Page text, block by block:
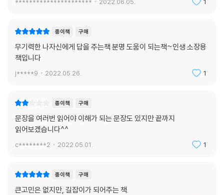
종이책 구매
무기력한 나자신에게 답을 주는책 분명 도움이 되는책~인생 소장용
책입니다
j*****9 2022.05.26. 1
종이책 구매
문장을 여러번 읽어야 이해가 되는 문장도 있지만 끝까지
읽어보겠습니다^^
c********2 2022.05.01. 1
종이책 구매
큰고민은 없지만, 길잡이가 되어주는 책.